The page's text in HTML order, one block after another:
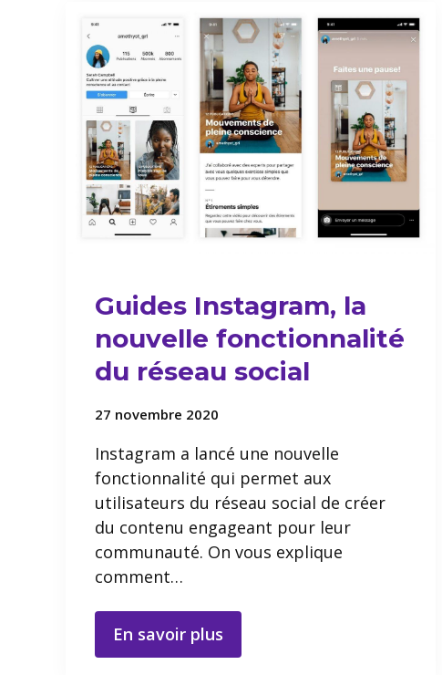
Guides Instagram, la
nouvelle fonctionnalité
du réseau social
27 novembre 2020
Instagram a lancé une nouvelle
fonctionnalité qui permet aux
utilisateurs du réseau social de créer
du contenu engageant pour leur
communauté. On vous explique
comment…
En savoir plus